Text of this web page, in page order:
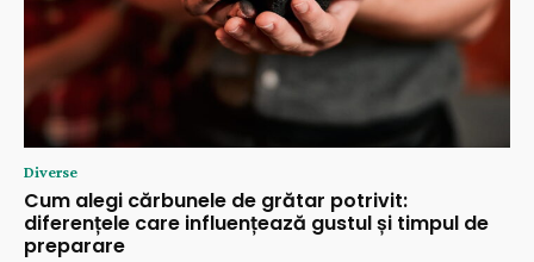
Diverse
Cum alegi cărbunele de grătar potrivit:
diferențele care influențează gustul și timpul de
preparare